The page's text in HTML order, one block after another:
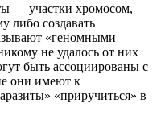
― участки хромосом,
либо создавать
«геномными
не удалось от них
быть ассоциированы с
они имеют к
«приручиться» в